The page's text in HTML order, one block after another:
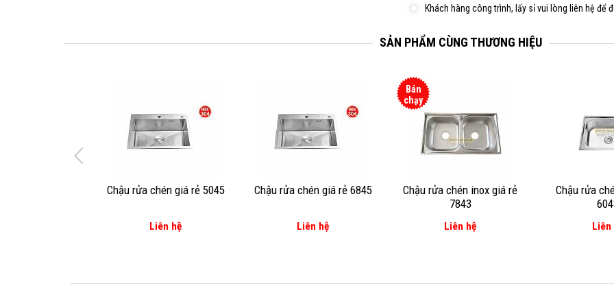
Khách hàng công trình, lấy sỉ vui lòng liên hệ để
SẢN PHẨM CÙNG THƯƠNG HIỆU
Chậu rửa chén giá rẻ 5045
Liên hệ
Chậu rửa chén giá rẻ 6845
Liên hệ
Bán
chạy
Chậu rửa chén inox giá rẻ
7843
Liên hệ
Chậu rửa
Liên